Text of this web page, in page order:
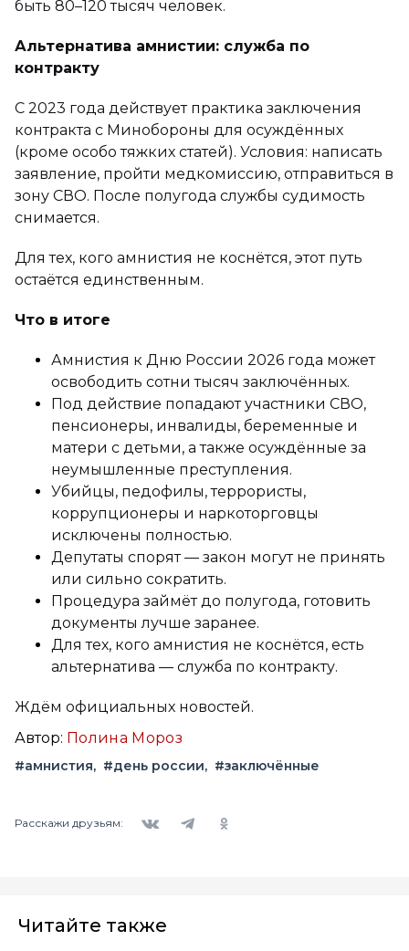
быть 80–120 тысяч человек.
Альтернатива амнистии: служба по
контракту
С 2023 года действует практика заключения
контракта с Минобороны для осуждённых
(кроме особо тяжких статей). Условия: написать
заявление, пройти медкомиссию, отправиться в
зону СВО. После полугода службы судимость
снимается.
Для тех, кого амнистия не коснётся, этот путь
остаётся единственным.
Что в итоге
Амнистия к Дню России 2026 года может
освободить сотни тысяч заключённых.
Под действие попадают участники СВО,
пенсионеры, инвалиды, беременные и
матери с детьми, а также осуждённые за
неумышленные преступления.
Убийцы, педофилы, террористы,
коррупционеры и наркоторговцы
исключены полностью.
Депутаты спорят — закон могут не принять
или сильно сократить.
Процедура займёт до полугода, готовить
документы лучше заранее.
Для тех, кого амнистия не коснётся, есть
альтернатива — служба по контракту.
Ждём официальных новостей.
Автор: Полина Мороз
#амнистия #день россии #заключённые
Расскажи друзьям:
Читайте также